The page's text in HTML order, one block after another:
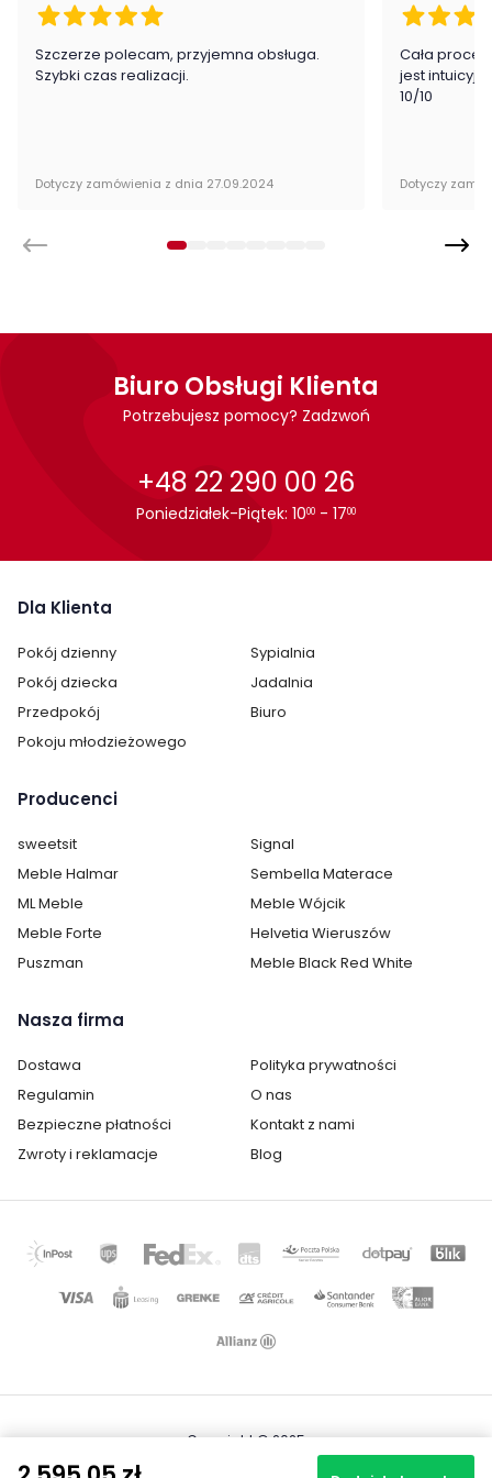
Montaż
Komoda Montenegro firmy Szynaka Meble sprzedawana jest w
Cechy charakterystyczne
Kolor: Kolor drewna
Ilość szuflad:
Wykonanie:
drewniane lub
drewnopochodne
Pokój: Salon
Szczerze polecam, przyjemna obsługa.
Szybki czas realizacji.
Dotyczy zamówienia z dnia 27.09.2024
Cała
jest
10/10
Dotyczy
Biuro Obsługi Klienta
Potrzebujesz pomocy? Zadzwoń
+48 22 290 00 26
Poniedziałek-Piątek: 1000 - 1700
Dla Klienta
Pokój dzienny
Sypialnia
Pokój dziecka
Jadalnia
Przedpokój
Biuro
Pokoju młodzieżowego
Producenci
sweetsit
Signal
Meble Halmar
Sembella Materace
ML Meble
Meble Wójcik
Meble Forte
Helvetia Wieruszów
Puszman
Meble Black Red White
Nasza firma
Dostawa
Polityka prywatności
Regulamin
O nas
Bezpieczne płatności
Kontakt z nami
Zwroty i reklamacje
Blog
Copyright © 2025